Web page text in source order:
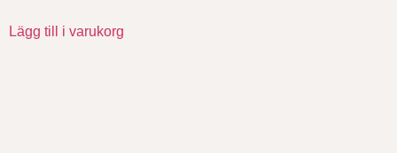
Lägg till i varukorg